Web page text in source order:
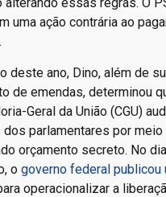
alterando essas regras. O
uma ação contrária ao
deste ano, Dino, além de
de emendas, determinou
Geral da União (CGU)
parlamentares por meio
orçamento secreto. No
o governo federal publicou
operacionalizar a